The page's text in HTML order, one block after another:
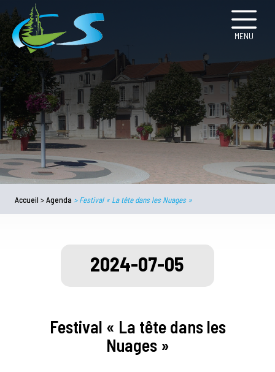
MENU
Accueil >Agenda >Festival « La tête dans les Nuages »
2024-07-05
Festival « La tête dans les
Nuages »